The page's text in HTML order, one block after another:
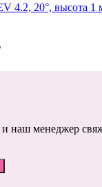
4.2, 20°, высота
и наш менеджер